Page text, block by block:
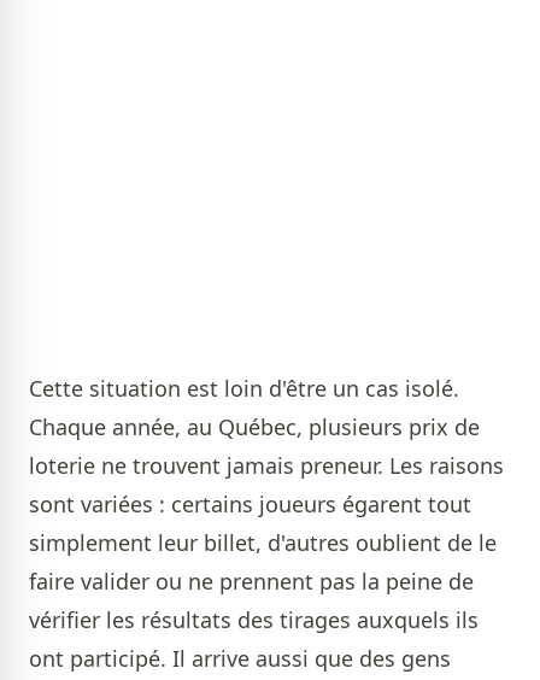
Cette situation est loin d'être un cas isolé.
Chaque année, au Québec, plusieurs prix de
loterie ne trouvent jamais preneur. Les raisons
sont variées : certains joueurs égarent tout
simplement leur billet, d'autres oublient de le
faire valider ou ne prennent pas la peine de
vérifier les résultats des tirages auxquels ils
ont participé. Il arrive aussi que des gens